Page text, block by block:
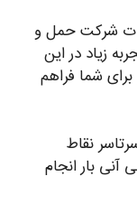
شرکت حمل و
زیاد در این
شما فراهم
نقاط
بار انجام